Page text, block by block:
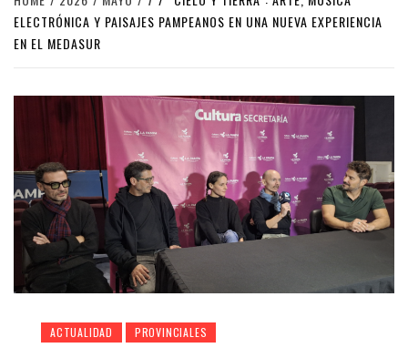
ELECTRÓNICA Y PAISAJES PAMPEANOS EN UNA NUEVA EXPERIENCIA
EN EL MEDASUR
ACTUALIDAD PROVINCIALES